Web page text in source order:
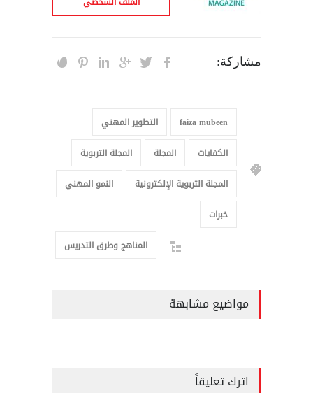
مشاركة:
faiza mubeen
التطوير المهني
الكفايات
المجلة
المجلة التربوية
المجلة التربوية الإلكترونية
النمو المهني
خبرات
المناهج وطرق التدريس
مواضيع مشابهة
اترك تعليقاً